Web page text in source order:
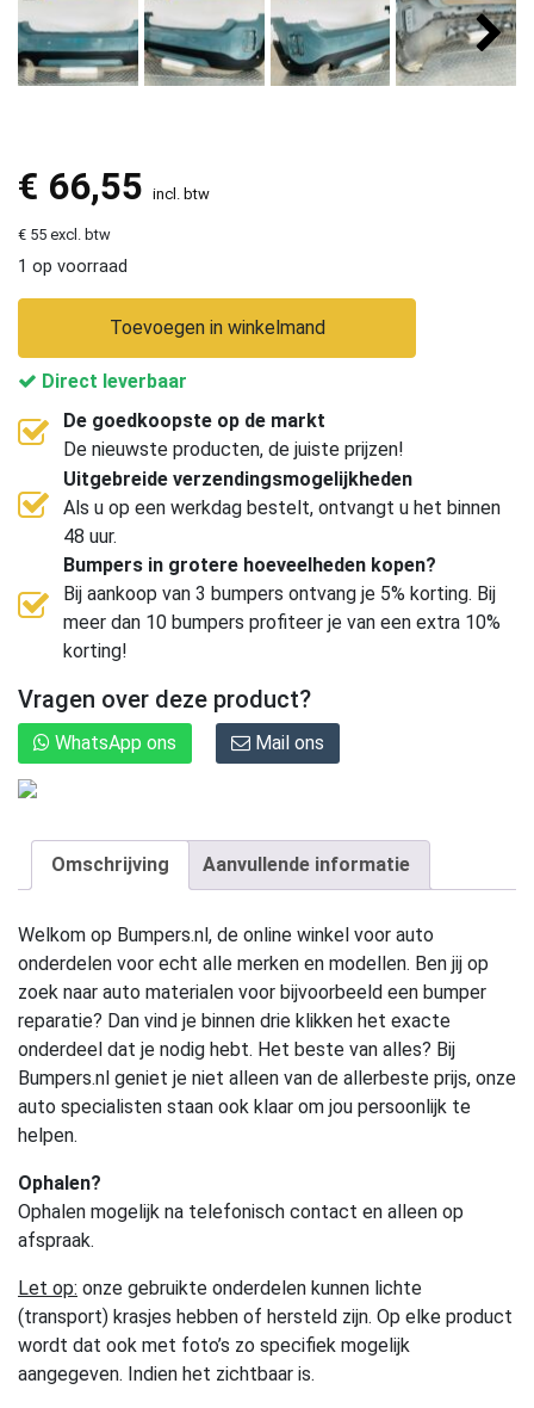
€ 66,55 incl. btw
€ 55 excl. btw
1 op voorraad
Toevoegen in winkelmand
Direct leverbaar
De goedkoopste op de markt
De nieuwste producten, de juiste prijzen!
Uitgebreide verzendingsmogelijkheden
Als u op een werkdag bestelt, ontvangt u het binnen
48 uur.
Bumpers in grotere hoeveelheden kopen?
Bij aankoop van 3 bumpers ontvang je 5% korting. Bij
meer dan 10 bumpers profiteer je van een extra 10%
korting!
Vragen over deze product?
WhatsApp ons Mail ons
Omschrijving Aanvullende informatie
Welkom op Bumpers.nl, de online winkel voor auto
onderdelen voor echt alle merken en modellen. Ben jij op
zoek naar auto materialen voor bijvoorbeeld een bumper
reparatie? Dan vind je binnen drie klikken het exacte
onderdeel dat je nodig hebt. Het beste van alles? Bij
Bumpers.nl geniet je niet alleen van de allerbeste prijs, onze
auto specialisten staan ook klaar om jou persoonlijk te
helpen.
Ophalen?
Ophalen mogelijk na telefonisch contact en alleen op
afspraak.
Let op: onze gebruikte onderdelen kunnen lichte
(transport) krasjes hebben of hersteld zijn. Op elke product
wordt dat ook met foto’s zo specifiek mogelijk
aangegeven. Indien het zichtbaar is.